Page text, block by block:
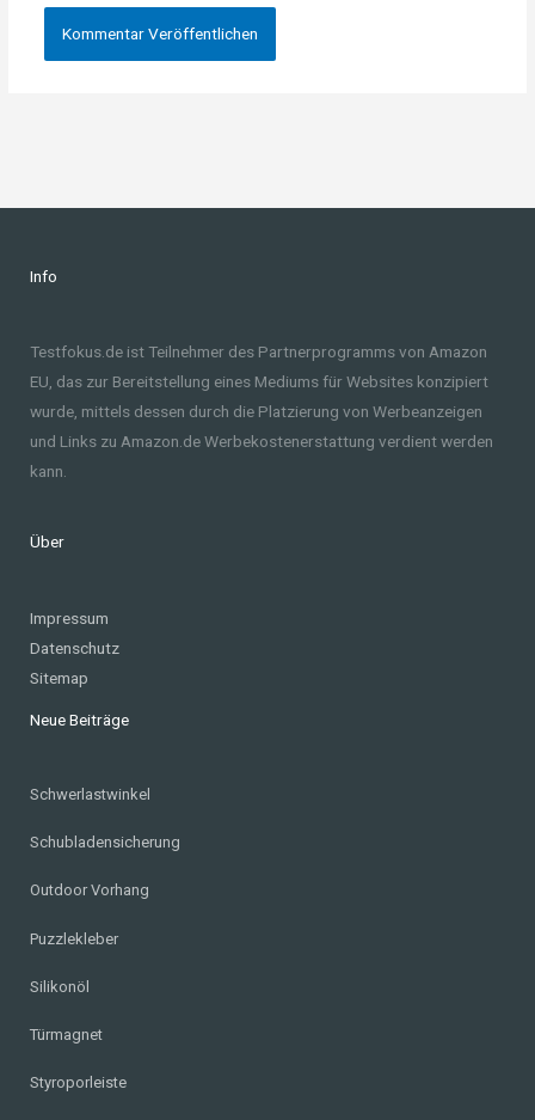
Info
Testfokus.de ist Teilnehmer des Partnerprogramms von Amazon
EU, das zur Bereitstellung eines Mediums für Websites konzipiert
wurde, mittels dessen durch die Platzierung von Werbeanzeigen
und Links zu Amazon.de Werbekostenerstattung verdient werden
kann.
Über
Impressum
Datenschutz
Sitemap
Neue Beiträge
Schwerlastwinkel
Schubladensicherung
Outdoor Vorhang
Puzzlekleber
Silikonöl
Türmagnet
Styroporleiste